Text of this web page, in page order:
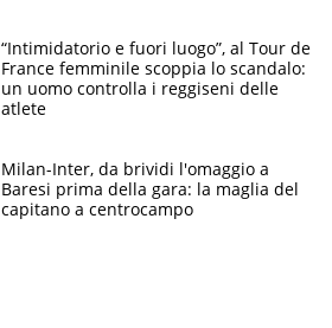
“Intimidatorio e fuori luogo”, al Tour de
France femminile scoppia lo scandalo:
un uomo controlla i reggiseni delle
atlete
Milan-Inter, da brividi l'omaggio a
Baresi prima della gara: la maglia del
capitano a centrocampo